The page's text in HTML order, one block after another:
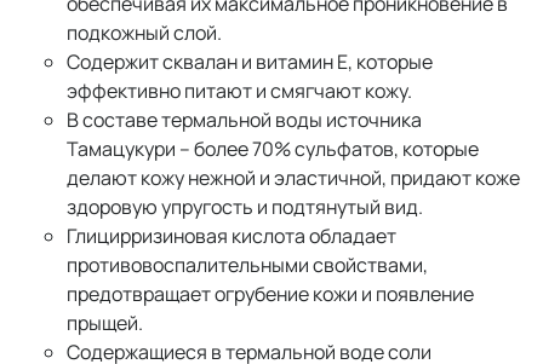
подкожный слой.
Содержит сквалан и витамин Е, которые
эффективно питают и смягчают кожу.
В составе термальной воды источника
Тамацукури – более 70% сульфатов, которые
делают кожу нежной и эластичной, придают коже
здоровую упругость и подтянутый вид.
Глицирризиновая кислота обладает
противовоспалительными свойствами,
предотвращает огрубение кожи и появление
прыщей.
Содержащиеся в термальной воде соли